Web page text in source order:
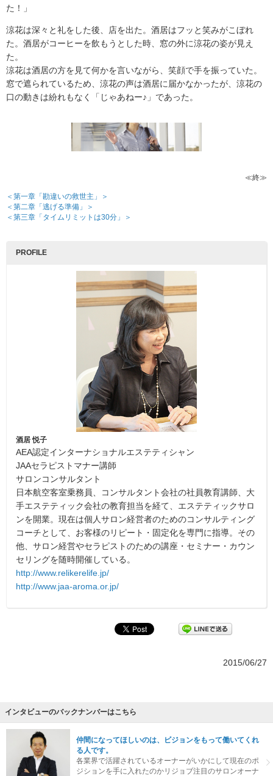
た！」
涼花は深々と礼をした後、店を出た。酒居はフッと笑みがこぼれ
た。酒居がコーヒーを飲もうとした時、窓の外に涼花の姿が見え
た。
涼花は酒居の方を見て何かを言いながら、笑顔で手を振っていた。
窓で遮られているため、涼花の声は酒居に届かなかったが、涼花の
口の動きは紛れもなく「じゃあねー♪」であった。
≪終≫
＜第一章「勘違いの救世主」＞
＜第二章「逃げる準備」＞
＜第三章「タイムリミットは30分」＞
PROFILE
酒居 悦子
AEA認定インターナショナルエステティシャン
JAAセラピストマナー講師
サロンコンサルタント
日本航空客室乗務員、コンサルタント会社の社員教育講師、大
手エステティック会社の教育担当を経て、エステティックサロ
ンを開業。現在は個人サロン経営者のためのコンサルティング
コーチとして、お客様のリピート・固定化を専門に指導。その
他、サロン経営やセラピストのための講座・セミナー・カウン
セリングを随時開催している。
http://www.relikerelife.jp/
http://www.jaa-aroma.or.jp/
2015/06/27
インタビューのバックナンバーはこちら
仲間になってほしいのは、ビジョンをもって働いてくれ
る人です。
各業界で活躍されているオーナーがいかにして現在のポ
ジションを手に入れたのかリジョブ注目のサロンオーナ